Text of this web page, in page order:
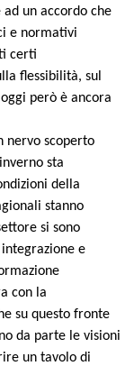
un accordo che
e normativi
certi
flessibilità, sul
però è ancora
nervo scoperto
sta
della
stanno
si sono
e
con la
su questo fronte
da parte le visioni
un tavolo di